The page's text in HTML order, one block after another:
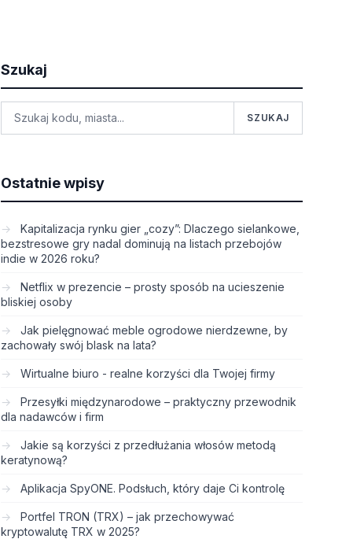
Szukaj
SZUKAJ
Ostatnie wpisy
Kapitalizacja rynku gier „cozy”: Dlaczego sielankowe,
bezstresowe gry nadal dominują na listach przebojów
indie w 2026 roku?
Netflix w prezencie – prosty sposób na ucieszenie
bliskiej osoby
Jak pielęgnować meble ogrodowe nierdzewne, by
zachowały swój blask na lata?
Wirtualne biuro - realne korzyści dla Twojej firmy
Przesyłki międzynarodowe – praktyczny przewodnik
dla nadawców i firm
Jakie są korzyści z przedłużania włosów metodą
keratynową?
Aplikacja SpyONE. Podsłuch, który daje Ci kontrolę
Portfel TRON (TRX) – jak przechowywać
kryptowalutę TRX w 2025?